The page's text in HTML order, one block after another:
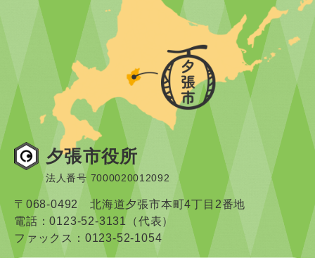
夕張市役所
法人番号 7000020012092
〒068-0492 北海道夕張市本町4丁目2番地
電話：0123-52-3131（代表）
ファックス：0123-52-1054